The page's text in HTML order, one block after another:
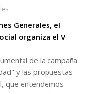
Generales, el
organiza el V
de la campaña
y las propuestas
que entendemos